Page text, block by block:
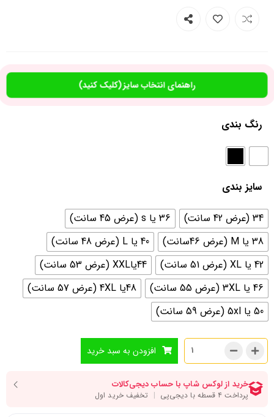
راهنمای انتخاب سایز (کلیک کنید)
رنگ بندی
سایز بندی
34 (عرض 42 سانت)
36 یا s (عرض 45 سانت)
38 یا M (عرض 46سانت)
40 یا L (عرض 48 سانت)
42 یا XL (عرض 51 سانت)
44یاXXL (عرض 53 سانت)
46 یا 3XL (عرض 55 سانت)
48یا 4XL (عرض 57 سانت)
50 یا 5xl (عرض 59 سانت)
افزودن به سبد خرید